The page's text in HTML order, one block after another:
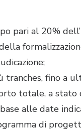
pari al 20%
tranches, fino a
totale, a stato
alle date
di